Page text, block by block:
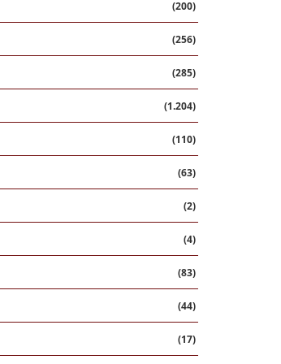
(200)
(256)
(285)
(1.204)
(110)
(63)
(2)
(4)
(83)
(44)
(17)